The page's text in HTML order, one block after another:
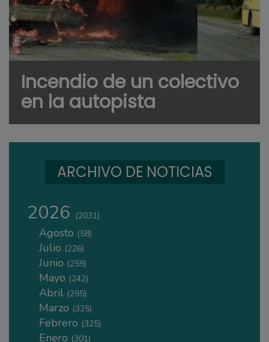
Incendio de un colectivo
en la autopista
ARCHIVO DE NOTICIAS
2026 (2031)
Agosto (58)
Julio (226)
Junio (259)
Mayo (242)
Abril (295)
Marzo (325)
Febrero (325)
Enero (301)